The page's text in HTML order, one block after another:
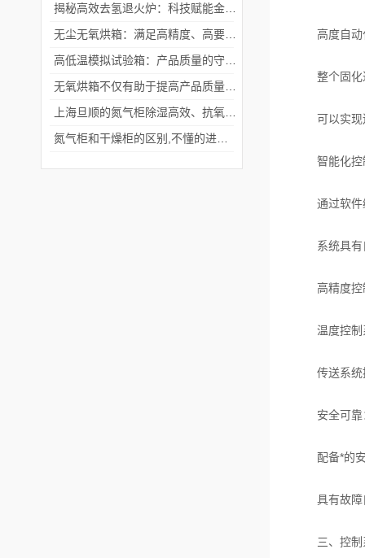
高度自动
整个固化过
可以实现连
智能化控
通过软件编
系统具有自
高精度控
温度控制系
传送系统控
安全可靠
配备*的安
具有故障自
三、控制